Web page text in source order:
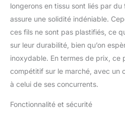
longerons en tissu sont liés par du
assure une solidité indéniable.
ces fils ne sont pas plastifiés, ce
sur leur durabilité, bien qu’on
inoxydable. En termes de prix, ce
compétitif sur le marché, avec un
à celui de ses concurrents.
Fonctionnalité et sécurité